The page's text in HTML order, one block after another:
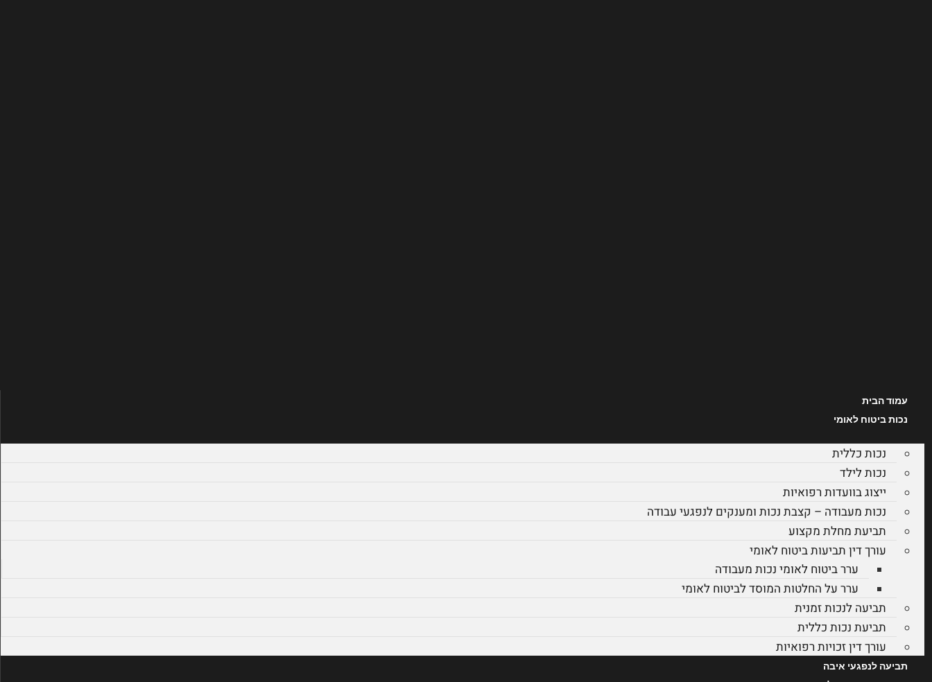
עמוד הבית
נכות ביטוח לאומי
נכות כללית
נכות לילד
ייצוג בוועדות רפואיות
נכות מעבודה – קצבת נכות ומענקים לנפגעי עבודה
תביעת מחלת מקצוע
עורך דין תביעות ביטוח לאומי
ערר ביטוח לאומי נכות מעבודה
ערר על החלטות המוסד לביטוח לאומי
תביעה לנכות זמנית
תביעת נכות כללית
עורך דין זכויות רפואיות
תביעה לנפגעי איבה